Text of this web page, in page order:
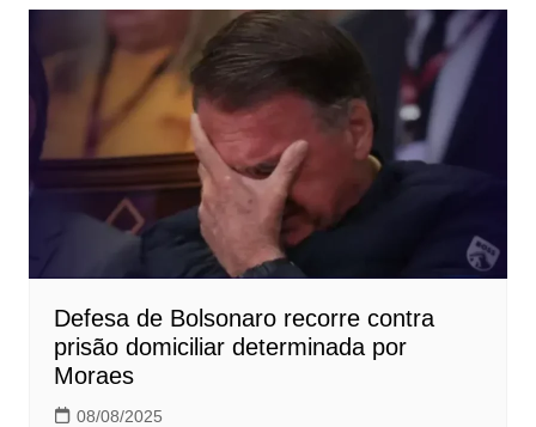
Defesa de Bolsonaro recorre contra
prisão domiciliar determinada por
Moraes
08/08/2025